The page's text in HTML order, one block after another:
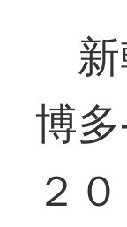
新
博
２